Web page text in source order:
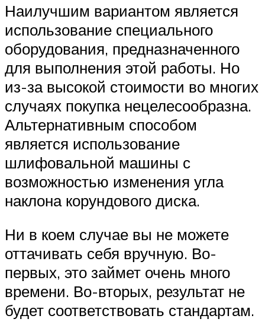
Наилучшим вариантом является
использование специального
оборудования, предназначенного
для выполнения этой работы. Но
из-за высокой стоимости во многих
случаях покупка нецелесообразна.
Альтернативным способом
является использование
шлифовальной машины с
возможностью изменения угла
наклона корундового диска.
Ни в коем случае вы не можете
оттачивать себя вручную. Во-
первых, это займет очень много
времени. Во-вторых, результат не
будет соответствовать стандартам.